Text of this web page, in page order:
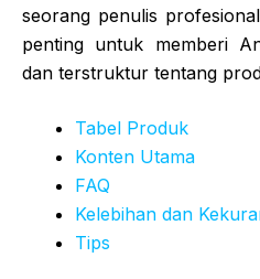
seorang penulis
penting untuk memberi
dan terstruktur tentang
Tabel Produk
Konten Utama
FAQ
Kelebihan dan
Tips